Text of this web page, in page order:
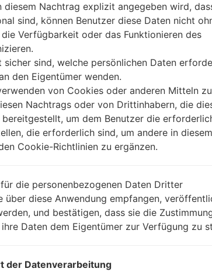
Anleitung
Laden Sie auf Ihren
Dann laden Sie die
Sie brauchen
(wählen Sie 5
AP: „System &
CP: „Modem &
CSC_***: „Country
Fügen Sie dem
diesem Nachtrag explizit angegeben wird,
sind, können Benutzer diese Daten nicht
Verfügbarkeit oder das Funktionieren des
sicher sind, welche persönlichen Daten
den Eigentümer wenden.
von Cookies oder anderen Mitteln
Nachtrags oder von Drittinhabern, die
um dem Benutzer die
die erforderlich sind, um andere in diesem
Cookie-Richtlinien zu ergänzen.
die personenbezogenen Daten Dritter
über diese Anwendung empfangen,
und bestätigen, dass sie die
Daten dem Eigentümer zur Verfügung zu
der Datenverarbeitung